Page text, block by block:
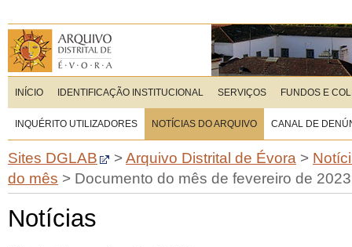
INÍCIO IDENTIFICAÇÃO INSTITUCIONAL SERVIÇOS FUNDOS E
INQUÉRITO UTILIZADORES NOTÍCIAS DO ARQUIVO CANAL DE
Sites DGLAB >Arquivo Distrital de Évora >
do mês > Documento do mês de fevereiro de 2023
Notícias